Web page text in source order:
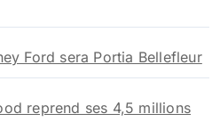
Ford sera Portia Bellefleur
reprend ses 4,5 millions